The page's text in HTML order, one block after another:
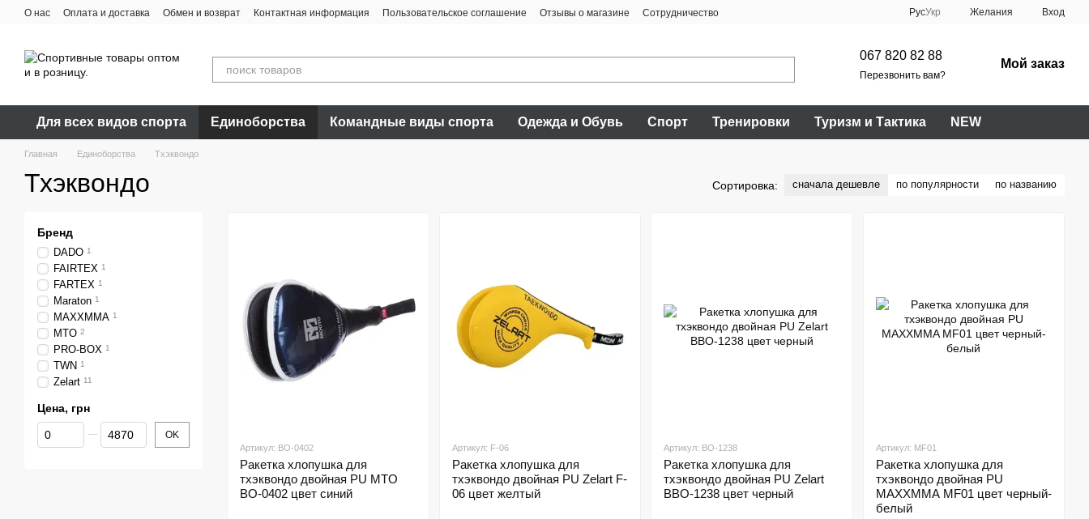
Перейти к основному контенту
О нас Оплата и доставка Обмен и возврат Контактная информация Пользовательское соглашение Отзывы о магазине Сотрудничество РусУкр Желания Вход
067 820 82 88
Перезвонить вам?
Мой заказ
Для всех видов спорта Единоборства Командные виды спорта Одежда и Обувь Спорт Тренировки Туризм и Тактика NEW
Главная Единоборства Тхэквондо
Тхэквондо Сортировка: сначала дешевле по популярности по названию
Артикул: BO-0402
Ракетка хлопушка для
тхэквондо двойная PU MTO
BO-0402 цвет синий
Артикул: F-06
Ракетка хлопушка для
тхэквондо двойная PU Zelart F-
06 цвет желтый
Артикул: BO-1238
Ракетка хлопушка для
тхэквондо двойная PU Zelart
BBO-1238 цвет черный
Артикул: MF01
Ракетка хлопушка для
тхэквондо двойная PU
MAXXMMA MF01 цвет черный-
белый
Бренд
DADO 1
FAIRTEX 1
FARTEX 1
Maraton 1
MAXXMMA 1
MTO 2
PRO-BOX 1
TWN 1
Zelart 11
Цена, грн
От Цена, грн
До Цена, грн OK